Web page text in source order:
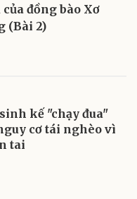
của đồng bào Xơ
(Bài 2)
kế "chạy đua"
cơ tái nghèo vì
tai